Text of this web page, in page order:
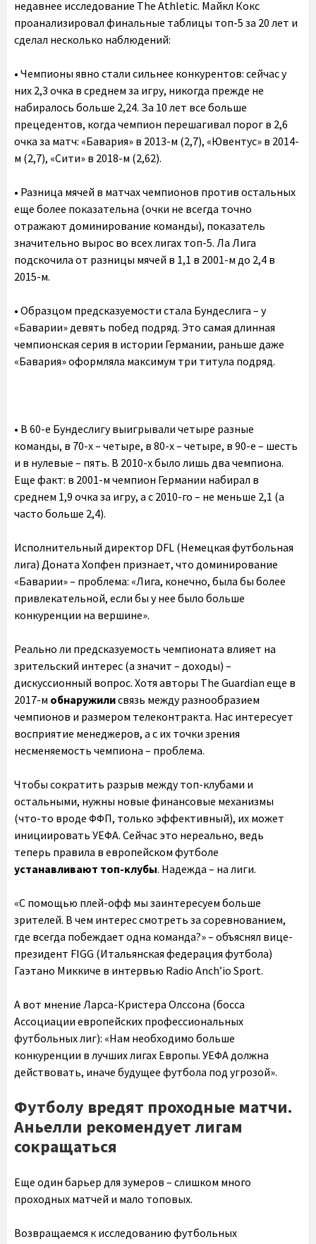
недавнее исследование The Athletic. Майкл Кокс
проанализировал финальные таблицы топ-5 за 20 лет и
сделал несколько наблюдений:
• Чемпионы явно стали сильнее конкурентов: сейчас у
них 2,3 очка в среднем за игру, никогда прежде не
набиралось больше 2,24. За 10 лет все больше
прецедентов, когда чемпион перешагивал порог в 2,6
очка за матч: «Бавария» в 2013-м (2,7), «Ювентус» в 2014-
м (2,7), «Сити» в 2018-м (2,62).
• Разница мячей в матчах чемпионов против остальных
еще более показательна (очки не всегда точно
отражают доминирование команды), показатель
значительно вырос во всех лигах топ-5. Ла Лига
подскочила от разницы мячей в 1,1 в 2001-м до 2,4 в
2015-м.
• Образцом предсказуемости стала Бундеслига – у
«Баварии» девять побед подряд. Это самая длинная
чемпионская серия в истории Германии, раньше даже
«Бавария» оформляла максимум три титула подряд.
• В 60-е Бундеслигу выигрывали четыре разные
команды, в 70-х – четыре, в 80-х – четыре, в 90-е – шесть
и в нулевые – пять. В 2010-х было лишь два чемпиона.
Еще факт: в 2001-м чемпион Германии набирал в
среднем 1,9 очка за игру, а с 2010-го – не меньше 2,1 (а
часто больше 2,4).
Исполнительный директор DFL (Немецкая футбольная
лига) Доната Хопфен признает, что доминирование
«Баварии» – проблема: «Лига, конечно, была бы более
привлекательной, если бы у нее было больше
конкуренции на вершине».
Реально ли предсказуемость чемпионата влияет на
зрительский интерес (а значит – доходы) –
дискуссионный вопрос. Хотя авторы The Guardian еще в
2017-м обнаружилисвязь между разнообразием
чемпионов и размером телеконтракта. Нас интересует
восприятие менеджеров, а с их точки зрения
несменяемость чемпиона – проблема.
Чтобы сократить разрыв между топ-клубами и
остальными, нужны новые финансовые механизмы
(что-то вроде ФФП, только эффективный), их может
инициировать УЕФА. Сейчас это нереально, ведь
теперь правила в европейском футболе
устанавливают топ-клубы. Надежда – на лиги.
«С помощью плей-офф мы заинтересуем больше
зрителей. В чем интерес смотреть за соревнованием,
где всегда побеждает одна команда?» – объяснял вице-
президент FIGG (Итальянская федерация футбола)
Гаэтано Миккиче в интервью Radio Anch’io Sport.
А вот мнение Ларса-Кристера Олссона (босса
Ассоциации европейских профессиональных
футбольных лиг): «Нам необходимо больше
конкуренции в лучших лигах Европы. УЕФА должна
действовать, иначе будущее футбола под угрозой».
Футболу вредят проходные матчи.
Аньелли рекомендует лигам
сокращаться
Еще один барьер для зумеров – слишком много
проходных матчей и мало топовых.
Возвращаемся к исследованию футбольных